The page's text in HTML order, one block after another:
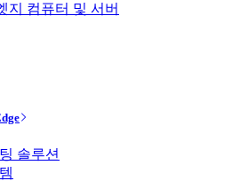
지 컴퓨터 및 서버
솔루션